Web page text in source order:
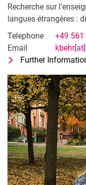
Recherche sur
langues étrangères :
Telephone
+49 561
Email
Further